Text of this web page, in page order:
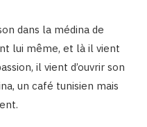
dans la médina de
lui même, et là il vient
il vient d’ouvrir son
un café tunisien mais